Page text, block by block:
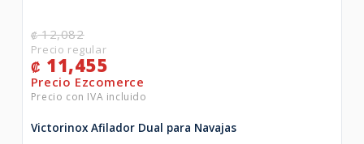
₡12,082
₡ 11,455
Victorinox Afilador Dual para Navajas